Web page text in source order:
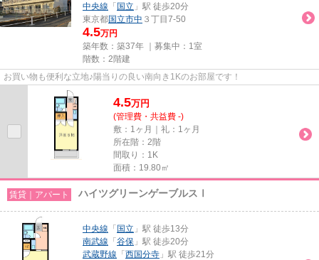
中央線 「 国立 」駅 徒歩20分
東京都国立市中 ３丁目7-50
4.5万円
築年数：築37年 ｜募集中： 1室
階数：2階建
お買い物も便利な立地♪陽当りの良い南向き1Kのお部屋です！
4.5万円
(管理費・共益費 -)
敷：1ヶ月｜礼：1ヶ月
所在階：2階
間取り：1K
面積：19.80㎡
賃貸｜アパート ハイツグリーンゲーブルスⅠ
中央線 「 国立 」駅 徒歩13分
南武線 「 谷保 」駅 徒歩20分
武蔵野線 「 西国分寺 」駅 徒歩21分